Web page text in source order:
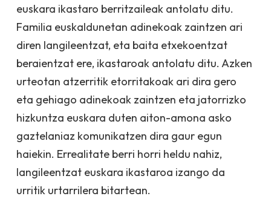
euskara ikastaro berritzaileak antolatu ditu.
Familia euskaldunetan adinekoak zaintzen ari
diren langileentzat, eta baita etxekoentzat
beraientzat ere, ikastaroak antolatu ditu. Azken
urteotan atzerritik etorritakoak ari dira gero
eta gehiago adinekoak zaintzen eta jatorrizko
hizkuntza euskara duten aiton-amona asko
gaztelaniaz komunikatzen dira gaur egun
haiekin. Errealitate berri horri heldu nahiz,
langileentzat euskara ikastaroa izango da
urritik urtarrilera bitartean.